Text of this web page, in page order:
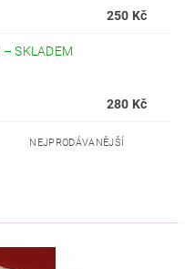
250 Kč
–SKLADEM
280 Kč
NEJPRODÁVANĚJŠÍ